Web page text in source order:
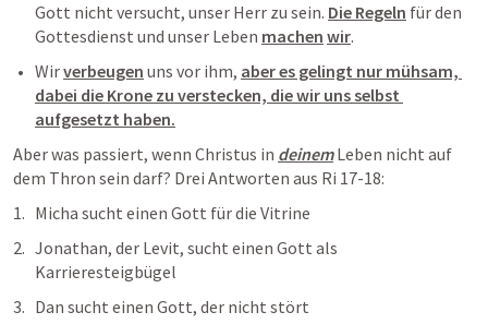
Gott nicht versucht, unser Herr zu sein. Die Regeln für den
Gottesdienst und unser Leben machen wir.
Wir verbeugen uns vor ihm, aber es gelingt nur mühsam,
dabei die Krone zu verstecken, die wir uns selbst
aufgesetzt haben.
Aber was passiert, wenn Christus in deinem Leben nicht auf
dem Thron sein darf? Drei Antworten aus Ri 17-18:
Micha sucht einen Gott für die Vitrine
Jonathan, der Levit, sucht einen Gott als
Karrieresteigbügel
Dan sucht einen Gott, der nicht stört